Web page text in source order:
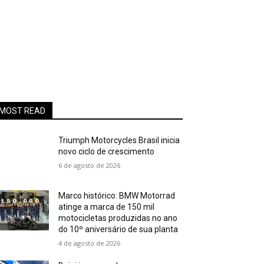
MOST READ
Triumph Motorcycles Brasil inicia
novo ciclo de crescimento
6 de agosto de 2026
Marco histórico: BMW Motorrad
atinge a marca de 150 mil
motocicletas produzidas no ano
do 10º aniversário de sua planta
4 de agosto de 2026